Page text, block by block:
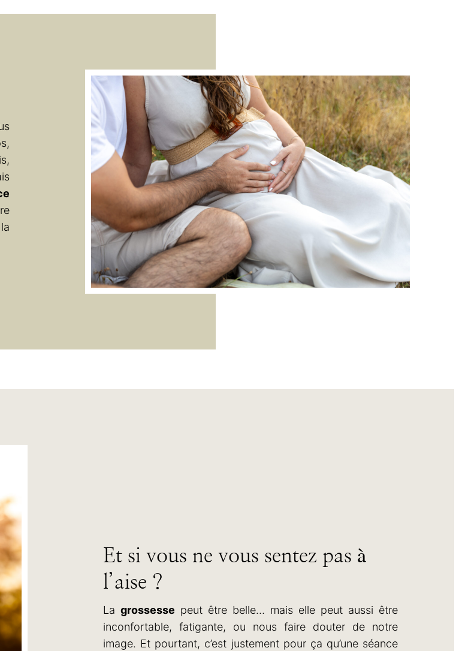
Et si vous ne vous sentez pas à
l’aise ?
La grossesse peut être belle… mais elle peut aussi être
inconfortable, fatigante, ou nous faire douter de notre
image. Et pourtant, c’est justement pour ça qu’une séance